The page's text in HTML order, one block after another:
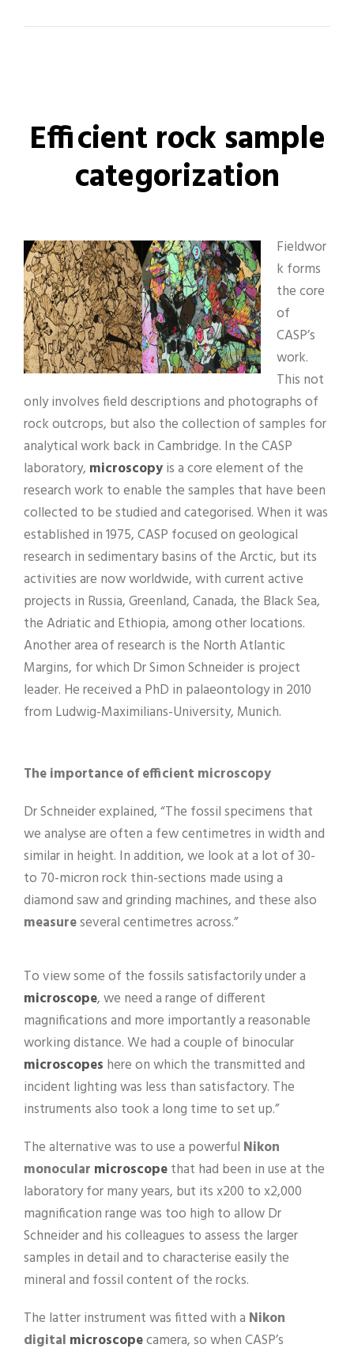
Efficient rock sample
categorization
Fieldwor
k forms
the core
of
CASP’s
work.
This not
only involves field descriptions and photographs of
rock outcrops, but also the collection of samples for
analytical work back in Cambridge. In the CASP
laboratory, microscopyis a core element of the
research work to enable the samples that have been
collected to be studied and categorised. When it was
established in 1975, CASP focused on geological
research in sedimentary basins of the Arctic, but its
activities are now worldwide, with current active
projects in Russia, Greenland, Canada, the Black Sea,
the Adriatic and Ethiopia, among other locations.
Another area of research is the North Atlantic
Margins, for which Dr Simon Schneider is project
leader. He received a PhD in palaeontology in 2010
from Ludwig-Maximilians-University, Munich.
The importance of efficient microscopy
Dr Schneider explained, “The fossil specimens that
we analyse are often a few centimetres in width and
similar in height. In addition, we look at a lot of 30-
to 70-micron rock thin-sections made using a
diamond saw and grinding machines, and these also
measureseveral centimetres across.”
To view some of the fossils satisfactorily under a
microscope, we need a range of different
magnifications and more importantly a reasonable
working distance. We had a couple of binocular
microscopes here on which the transmitted and
incident lighting was less than satisfactory. The
instruments also took a long time to set up.”
The alternative was to use a powerful Nikon
monocular microscopethat had been in use at the
laboratory for many years, but its x200 to x2,000
magnification range was too high to allow Dr
Schneider and his colleagues to assess the larger
samples in detail and to characterise easily the
mineral and fossil content of the rocks.
The latter instrument was fitted with a Nikon
digital microscopecamera, so when CASP’s